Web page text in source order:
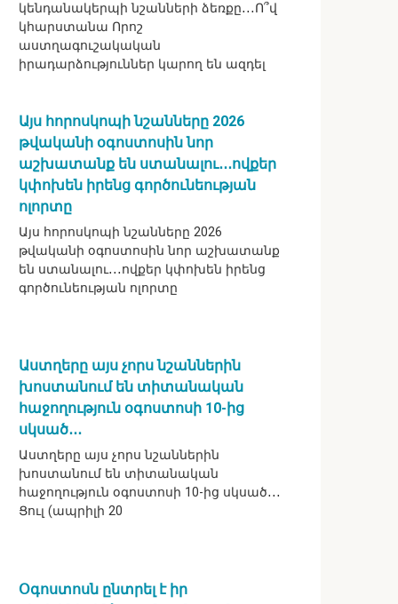
կենդանակերպի նշանների ձեռքը․․․Ո՞վ
կհարստանա Որոշ
աստղագուշակական
իրադարձություններ կարող են ազդել
Այս հորոսկոպի նշանները 2026
թվականի օգոստոսին նոր
աշխատանք են ստանալու․․․ովքեր
կփոխեն իրենց գործունեության
ոլորտը
Այս հորոսկոպի նշանները 2026
թվականի օգոստոսին նոր աշխատանք
են ստանալու․․․ովքեր կփոխեն իրենց
գործունեության ոլորտը
Աստղերը այս չորս նշաններին
խոստանում են տիտանական
հաջողություն օգոստոսի 10-ից
սկսած․․․
Աստղերը այս չորս նշաններին
խոստանում են տիտանական
հաջողություն օգոստոսի 10-ից սկսած․․․
Ցուլ (ապրիլի 20
Օգոստոսն ընտրել է իր